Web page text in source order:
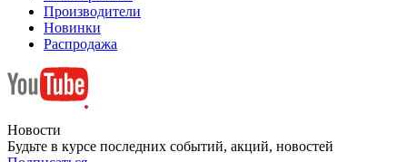
Производители
Новинки
Распродажа
Новости
Будьте в курсе последних событий, акций, новостей